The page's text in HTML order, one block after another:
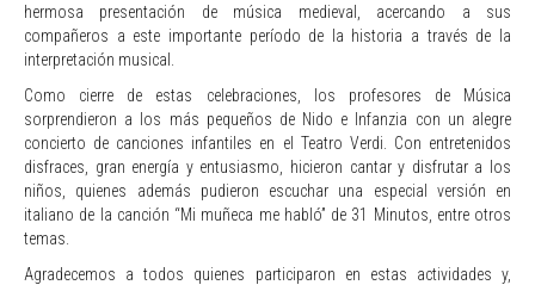
hermosa presentación de música medieval, acercando a sus
compañeros a este importante período de la historia a través de la
interpretación musical.
Como cierre de estas celebraciones, los profesores de Música
sorprendieron a los más pequeños de Nido e Infanzia con un alegre
concierto de canciones infantiles en el Teatro Verdi. Con entretenidos
disfraces, gran energía y entusiasmo, hicieron cantar y disfrutar a los
niños, quienes además pudieron escuchar una especial versión en
italiano de la canción “Mi muñeca me habló” de 31 Minutos, entre otros
temas.
Agradecemos a todos quienes participaron en estas actividades y,